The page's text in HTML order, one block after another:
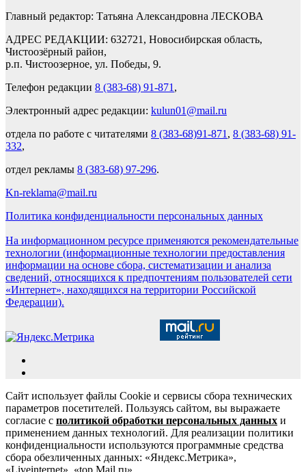
Главный редактор: Татьяна Александровна ЛЕСКОВА
АДРЕС РЕДАКЦИИ: 632721, Новосибирская область,
Чистоозёрный район,
р.п. Чистоозерное, ул. Победы, 9.
Телефон редакции 8 (383-68) 91-871 ,
Электронный адрес редакции: kulun01@mail.ru
отдела по работе с читателями 8 (383-68)91-871 , 8 (383-68) 91-
332,
отдел рекламы 8 (383-68) 97-296.
Kn-reklama@mail.ru
Политика конфиденциальности персональных данных
На информационном ресурсе применяются рекомендательные
технологии (информационные технологии предоставления
информации на основе сбора, систематизации и анализа
сведений, относящихся к предпочтениям пользователей сети
«Интернет», находящихся на территории Российской
Федерации).
Сайт использует файлы Cookie и сервисы сбора технических
параметров посетителей. Пользуясь сайтом, вы выражаете
согласие с политикой обработки персональных данных и
применением данных технологий. Для реализации политики
конфиденциальности используются программные средства
сбора обезличенных данных: «Яндекс.Метрика»,